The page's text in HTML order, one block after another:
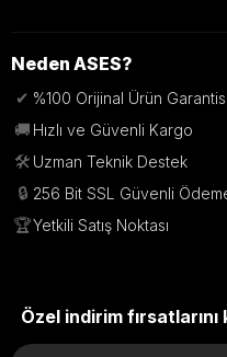
Fotoselli kapı fotoselleri,
güvenliğini sağlayan en
biridir. Bu fotoseller, kapı
nesneleri algılayarak
sırasında herhangi bir engel
kapanmasını durdurarak
Fotoselli Kapı
Fotoselli kapı fotoseli,
Neden ASES?
✔ %100 Orijinal Ürün
🚚 Hızlı ve Güvenli Kargo
🛠️ Uzman Teknik Destek
🔒 256 Bit SSL Güvenli
🏆Yetkili Satış Noktası
Özel indirim